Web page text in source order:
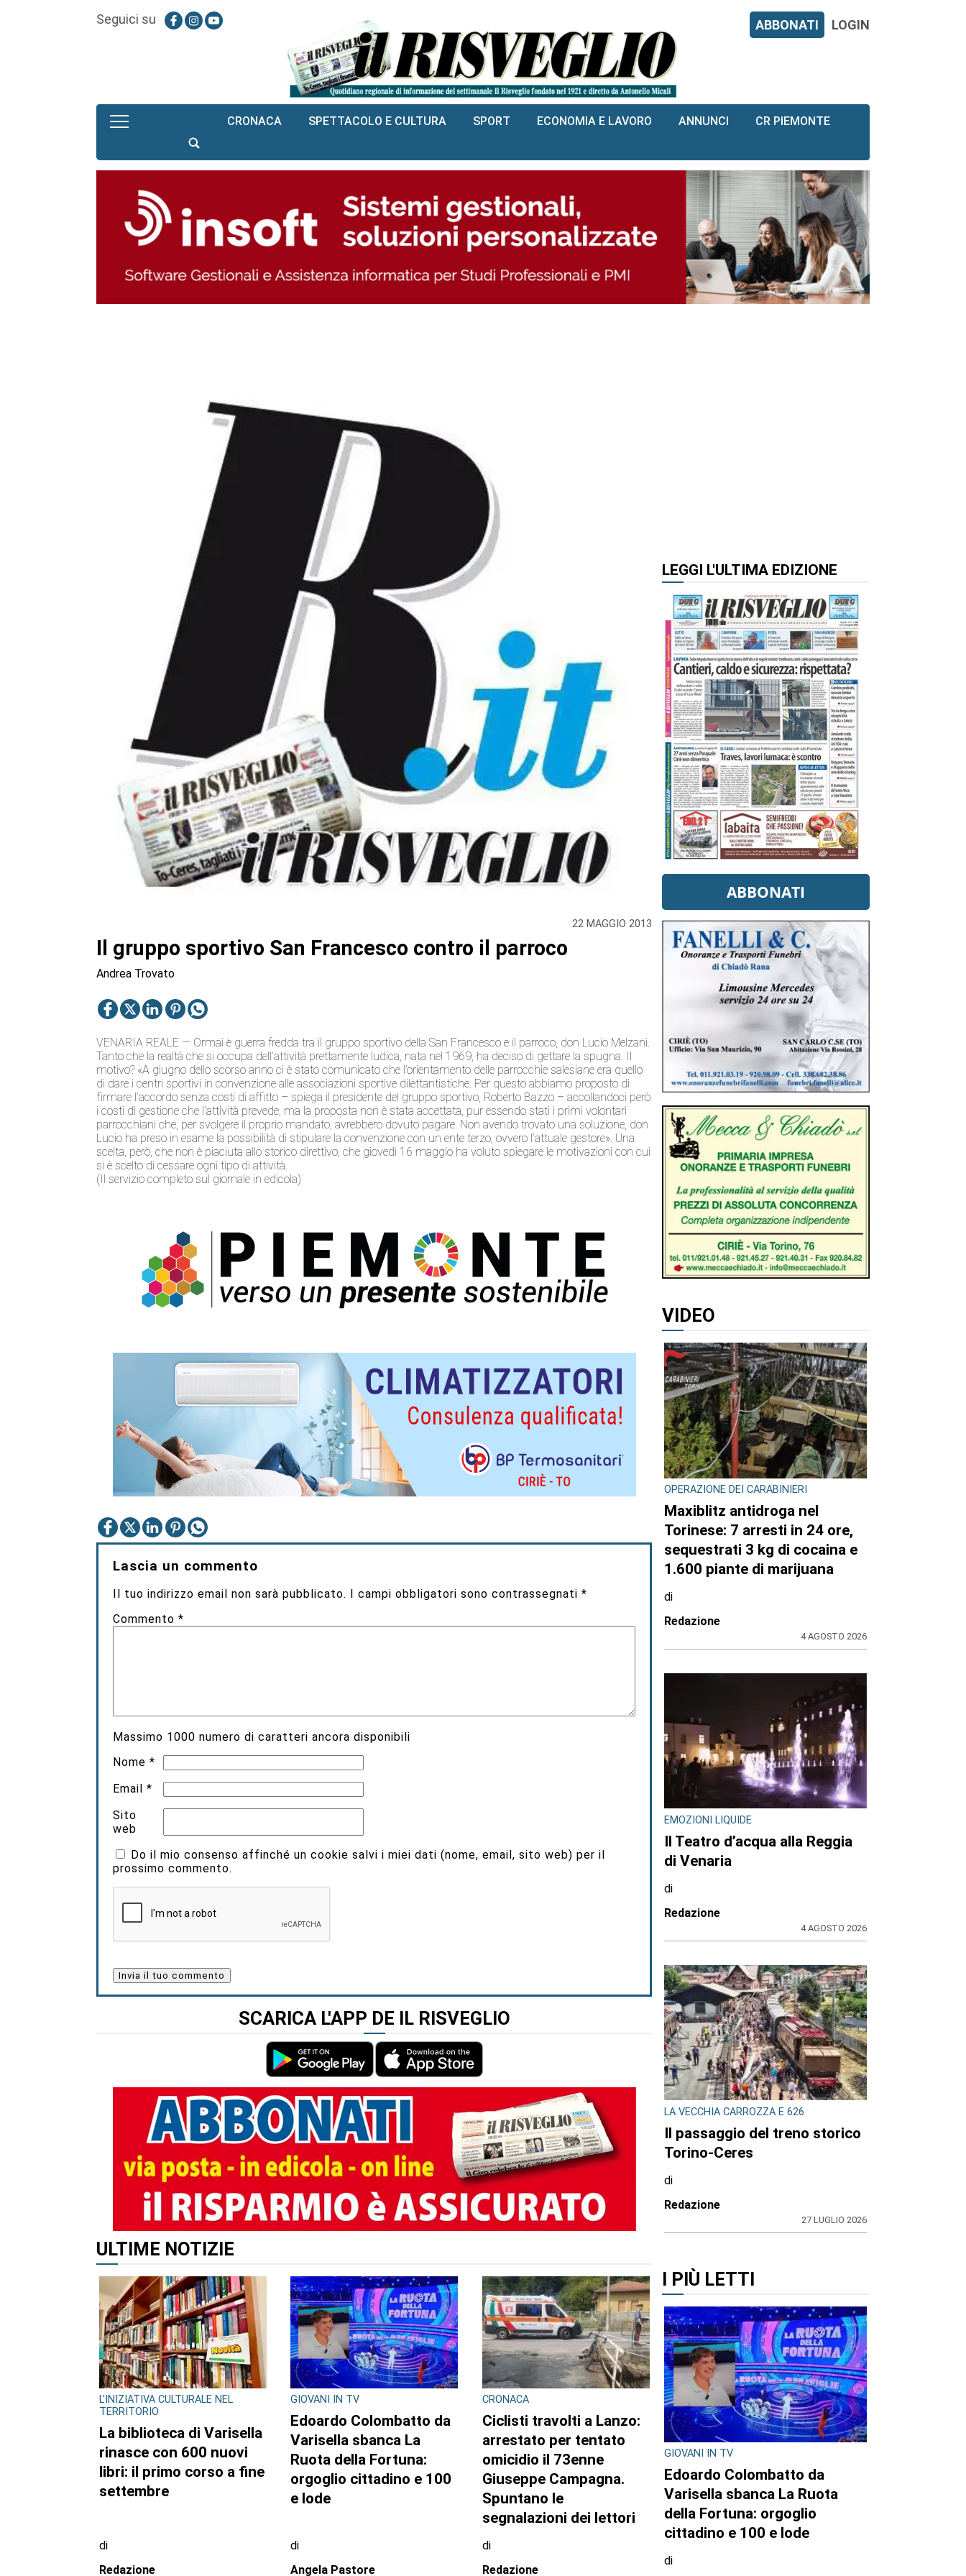
Seguici su ABBONATI LOGIN
CRONACA SPETTACOLO E CULTURA SPORT ECONOMIA E LAVORO ANNUNCI CR PIEMONTE
22 MAGGIO 2013
Il gruppo sportivo San Francesco contro il parroco
Andrea Trovato
VENARIA REALE — Ormai è guerra fredda tra il gruppo sportivo della San Francesco e il parroco, don Lucio Melzani.
Tanto che la realtà che si occupa dell’attività prettamente ludica, nata nel 1969, ha deciso di gettare la spugna. Il
motivo? «A giugno dello scorso anno ci è stato comunicato che l’orientamento delle parrocchie salesiane era quello
di dare i centri sportivi in convenzione alle associazioni sportive dilettantistiche. Per questo abbiamo proposto di
firmare l’accordo senza costi di affitto – spiega il presidente del gruppo sportivo, Roberto Bazzo – accollandoci però
i costi di gestione che l’attività prevede, ma la proposta non è stata accettata, pur essendo stati i primi volontari
parrocchiani che, per svolgere il proprio mandato, avrebbero dovuto pagare. Non avendo trovato una soluzione, don
Lucio ha preso in esame la possibilità di stipulare la convenzione con un ente terzo, ovvero l’attuale gestore». Una
scelta, però, che non è piaciuta allo storico direttivo, che giovedì 16 maggio ha voluto spiegare le motivazioni con cui
si è scelto di cessare ogni tipo di attività.
(Il servizio completo sul giornale in edicola)
Lascia un commento
Il tuo indirizzo email non sarà pubblicato. I campi obbligatori sono contrassegnati*
Commento*
Massimo 1000 numero di caratteri ancora disponibili
Nome*
Email*
Sito
web
Do il mio consenso affinché un cookie salvi i miei dati (nome, email, sito web) per il
prossimo commento.
SCARICA L'APP DE IL RISVEGLIO
ALTRI ARTICOLI DI QUESTO AUTORE
ULTIME NOTIZIE
L'INIZIATIVA CULTURALE NEL
La biblioteca di Varisella
rinasce con 600 nuovi
settembre
Edoardo Colombatto da
Varisella sbanca La
Ruota della Fortuna:
e lode
Ciclisti travolti a Lanzo:
arrestato per tentato
omicidio il 73enne
Giuseppe Campagna.
Spuntano le
segnalazioni dei lettori
LEGGI L'ULTIMA EDIZIONE
ABBONATI
VIDEO
OPERAZIONE DEI CARABINIERI
Maxiblitz antidroga nel
Torinese: 7 arresti in 24 ore,
sequestrati 3 kg di cocaina e
1.600 piante di marijuana
di
Redazione
4 AGOSTO 2026
EMOZIONI LIQUIDE
Il Teatro d’acqua alla Reggia
di Venaria
di
Redazione
4 AGOSTO 2026
LA VECCHIA CARROZZA E 626
Il passaggio del treno storico
Torino-Ceres
di
Redazione
27 LUGLIO 2026
I PIÙ LETTI
GIOVANI IN TV
Edoardo Colombatto da
Varisella sbanca La Ruota
della Fortuna: orgoglio
cittadino e 100 e lode
di